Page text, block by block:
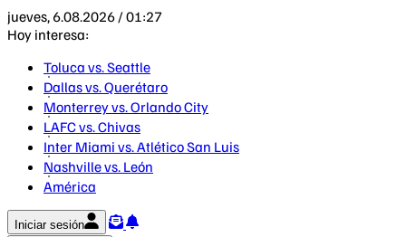
jueves, 6.08.2026 / 01:27
Hoy interesa:
Toluca vs. Seattle
Dallas vs. Querétaro
Monterrey vs. Orlando City
LAFC vs. Chivas
Inter Miami vs. Atlético San Luis
Nashville vs. León
América
Iniciar sesión